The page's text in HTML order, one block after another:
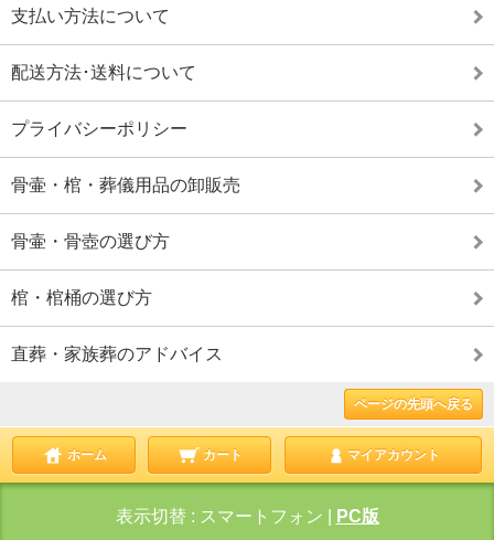
支払い方法について
配送方法･送料について
プライバシーポリシー
骨壷・棺・葬儀用品の卸販売
骨壷・骨壺の選び方
棺・棺桶の選び方
直葬・家族葬のアドバイス
ページの先頭へ戻る
ホーム カート マイアカウント
表示切替 : スマートフォン PC版